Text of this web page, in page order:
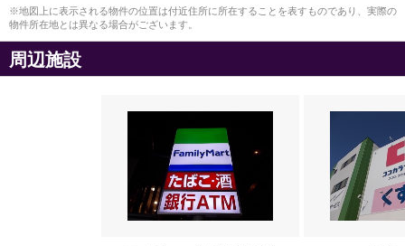
※地図上に表示される物件の位置は付近住所に所在することを表すものであり、実際の
物件所在地とは異なる場合がございます。
周辺施設